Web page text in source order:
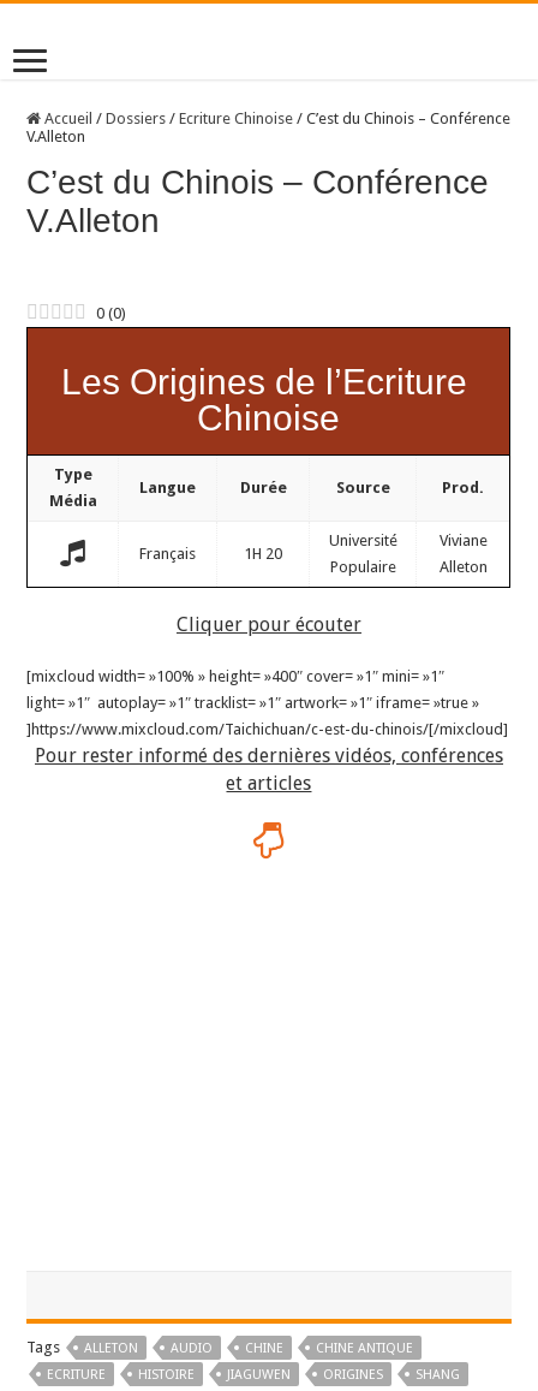
Accueil / Dossiers / Ecriture Chinoise / C’est du Chinois – Conférence
V.Alleton
C’est du Chinois – Conférence
V.Alleton
0 (0)
Les Origines de l’Ecriture
Chinoise
Type
Média
Langue Durée Source Prod.
Français 1H 20
Université
Populaire
Viviane
Alleton
Cliquer pour écouter
[mixcloud width= »100% » height= »400″ cover= »1″ mini= »1″
light= »1″ autoplay= »1″ tracklist= »1″ artwork= »1″ iframe= »true »
]https://www.mixcloud.com/Taichichuan/c-est-du-chinois/[/mixcloud]
Pour rester informé des dernières vidéos, conférences
et articles
Tags ALLETON AUDIO CHINE
CHINE ANTIQUE
ECRITURE
HISTOIRE JIAGUWEN ORIGINES SHANG